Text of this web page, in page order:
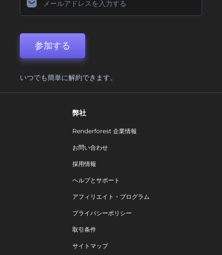
参加する
いつでも簡単に解約できます。
弊社
Renderforest 企業情報
お問い合わせ
採用情報
ヘルプとサポート
アフィリエイト・プログラム
プライバシーポリシー
取引条件
サイトマップ